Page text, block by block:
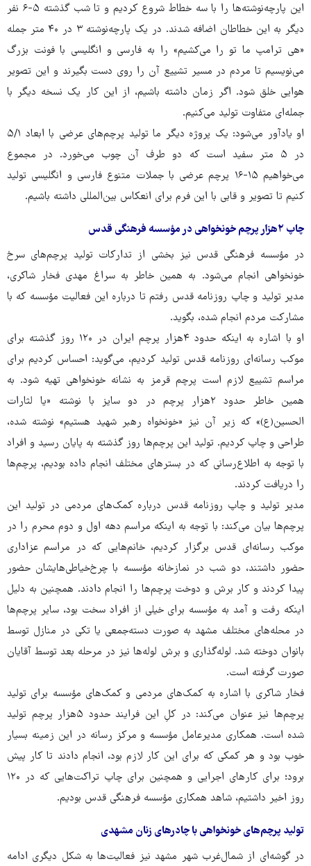
این پارچه‌نوشته‌ها را با سه خطاط شروع کردیم و تا شب گذشته ۵-۶ نفر
دیگر به این خطاطان اضافه شدند. در یک پارچه‌نوشته ۳ در ۴۰ متر جمله
«هی ترامپ ما تو را می‌کشیم» را به فارسی و انگلیسی با فونت بزرگ
می‌نویسیم تا مردم در مسیر تشییع آن را روی دست بگیرند و این تصویر
هوایی خلق شود. اگر زمان داشته باشیم، از این کار یک نسخه دیگر با
جمله‌ای متفاوت تولید می‌کنیم.
او یادآور می‌شود: یک پروژه دیگر ما تولید پرچم‌های عرضی با ابعاد ۵/۱
در ۵ متر سفید است که دو طرف آن چوب می‌خورد. در مجموع
می‌خواهیم ۱۵-۱۶ پرچم عرضی با جملات متنوع فارسی و انگلیسی تولید
‌کنیم تا تصویر و قابی با این فرم برای انعکاس بین‌المللی داشته باشیم.
چاپ ۲هزار پرچم خونخواهی در مؤسسه فرهنگی قدس
در مؤسسه فرهنگی قدس نیز بخشی از تدارکات تولید پرچم‌های سرخ
خونخواهی انجام می‌شود. به همین خاطر به سراغ مهدی فخار شاکری،
مدیر تولید و چاپ روزنامه قدس رفتم تا درباره این فعالیت مؤسسه که با
مشارکت مردم انجام شده، بگوید.
او با اشاره به اینکه حدود ۴هزار پرچم ایران در ۱۲۰ روز گذشته برای
موکب رسانه‌ای روزنامه قدس تولید کردیم، می‌گوید: احساس کردیم برای
مراسم تشییع لازم است پرچم قرمز به ‌نشانه خونخواهی تهیه شود. به
همین خاطر حدود ۲هزار پرچم در دو سایز با نوشته «یا لثارات
الحسین(ع)» که زیر آن نیز «خونخواه رهبر شهید هستیم» نوشته شده،
طراحی و چاپ کردیم. تولید این پرچم‌ها روز گذشته به پایان رسید و افراد
با توجه به اطلاع‌رسانی که در بسترهای مختلف انجام داده بودیم، پرچم‌ها
را دریافت کردند.
مدیر تولید و چاپ روزنامه قدس درباره کمک‌های مردمی در تولید این
پرچم‌ها بیان می‌کند: با توجه به اینکه مراسم دهه اول و دوم محرم را در
موکب رسانه‌ای قدس برگزار کردیم، خانم‌هایی که در مراسم عزاداری
حضور داشتند، دو شب در نمازخانه مؤسسه با چرخ‌خیاطی‌هایشان حضور
پیدا کردند و کار برش و دوخت پرچم‌ها را انجام دادند. همچنین به دلیل
اینکه رفت و آمد به مؤسسه برای خیلی از افراد سخت بود، سایر پرچم‌ها
در محله‌های مختلف مشهد به صورت دسته‌جمعی یا تکی در منازل توسط
بانوان دوخته شد. لوله‌گذاری و برش لوله‌ها نیز در مرحله بعد توسط آقایان
صورت گرفته است.
فخار شاکری با اشاره به کمک‌های مردمی و کمک‌های مؤسسه برای تولید
پرچم‌ها نیز عنوان می‌کند: در کلِ این فرایند حدود ۵هزار پرچم تولید
شده است. همکاری مدیرعامل مؤسسه و مرکز رسانه در این زمینه بسیار
خوب بود و هر کمکی که برای این کار لازم بود، انجام دادند تا کار پیش
برود؛ برای کارهای اجرایی و همچنین برای چاپ تراکت‌هایی که در ۱۲۰
روز اخیر داشتیم، شاهد همکاری مؤسسه فرهنگی قدس بودیم.
تولید پرچم‌های خونخواهی با چادرهای زنان مشهدی
در گوشه‌ای از شمال‌غرب شهر مشهد نیز فعالیت‌ها به شکل دیگری ادامه